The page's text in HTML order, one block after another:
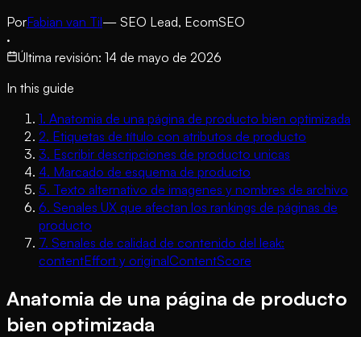
PorFabian van Til— SEO Lead, EcomSEO
·
Última revisión: 14 de mayo de 2026
In this guide
1. Anatomia de una página de producto bien optimizada
2. Etiquetas de título con atributos de producto
3. Escribir descripciones de producto unicas
4. Marcado de esquema de producto
5. Texto alternativo de imagenes y nombres de archivo
6. Senales UX que afectan los rankings de páginas de
producto
7. Senales de calidad de contenido del leak:
contentEffort y originalContentScore
Anatomia de una página de producto
bien optimizada